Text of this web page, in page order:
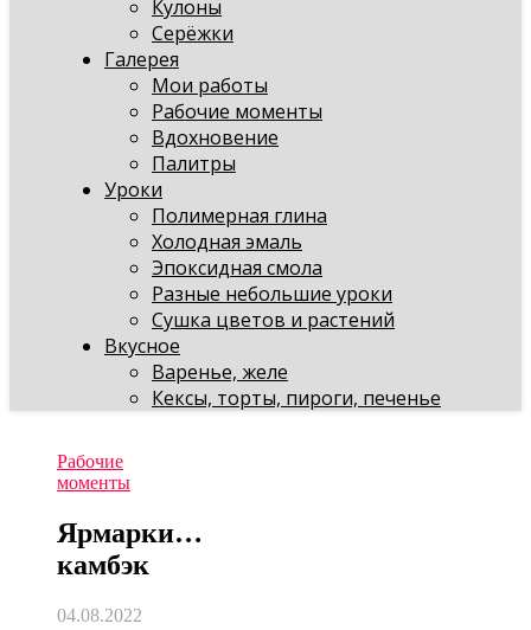
Кулоны
Серёжки
Галерея
Мои работы
Рабочие моменты
Вдохновение
Палитры
Уроки
Полимерная глина
Холодная эмаль
Эпоксидная смола
Разные небольшие уроки
Сушка цветов и растений
Вкусное
Варенье, желе
Кексы, торты, пироги, печенье
Рабочие
моменты
Ярмарки…
камбэк
04.08.2022